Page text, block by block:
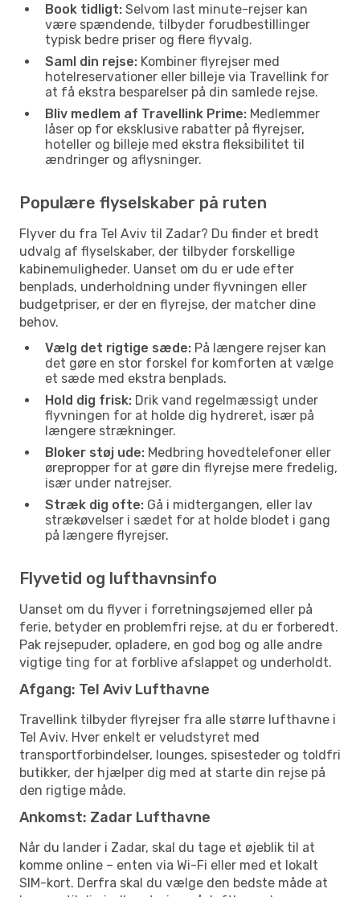
Book tidligt: Selvom last minute-rejser kan
være spændende, tilbyder forudbestillinger
typisk bedre priser og flere flyvalg.
Saml din rejse: Kombiner flyrejser med
hotelreservationer eller billeje via Travellink for
at få ekstra besparelser på din samlede rejse.
Bliv medlem af Travellink Prime: Medlemmer
låser op for eksklusive rabatter på flyrejser,
hoteller og billeje med ekstra fleksibilitet til
ændringer og aflysninger.
Populære flyselskaber på ruten
Flyver du fra Tel Aviv til Zadar? Du finder et bredt
udvalg af flyselskaber, der tilbyder forskellige
kabinemuligheder. Uanset om du er ude efter
benplads, underholdning under flyvningen eller
budgetpriser, er der en flyrejse, der matcher dine
behov.
Vælg det rigtige sæde: På længere rejser kan
det gøre en stor forskel for komforten at vælge
et sæde med ekstra benplads.
Hold dig frisk: Drik vand regelmæssigt under
flyvningen for at holde dig hydreret, især på
længere strækninger.
Bloker støj ude: Medbring hovedtelefoner eller
ørepropper for at gøre din flyrejse mere fredelig,
især under natrejser.
Stræk dig ofte: Gå i midtergangen, eller lav
strækøvelser i sædet for at holde blodet i gang
på længere flyrejser.
Flyvetid og lufthavnsinfo
Uanset om du flyver i forretningsøjemed eller på
ferie, betyder en problemfri rejse, at du er forberedt.
Pak rejsepuder, opladere, en god bog og alle andre
vigtige ting for at forblive afslappet og underholdt.
Afgang: Tel Aviv Lufthavne
Travellink tilbyder flyrejser fra alle større lufthavne i
Tel Aviv. Hver enkelt er veludstyret med
transportforbindelser, lounges, spisesteder og toldfri
butikker, der hjælper dig med at starte din rejse på
den rigtige måde.
Ankomst: Zadar Lufthavne
Når du lander i Zadar, skal du tage et øjeblik til at
komme online – enten via Wi-Fi eller med et lokalt
SIM-kort. Derfra skal du vælge den bedste måde at